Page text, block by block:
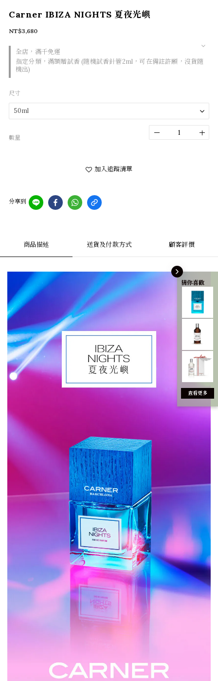
猜你喜歡
Carner IBIZA NIGHTS 夏夜光嶼
全店，滿千免運
指定分類，滿額贈試香 (隨機試香針管2ml，可在備註許願，沒貨隨
機出)
NT$3,680
尺寸
數量
加入追蹤清單
分享到
商品描述 送貨及付款方式 顧客評價